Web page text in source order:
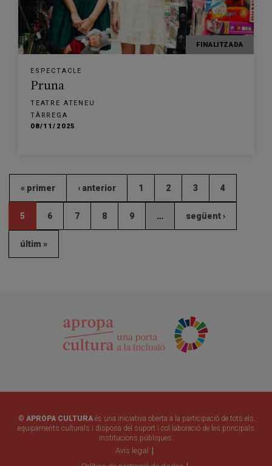
FINALITZADA
ESPECTACLE
Pruna
TEATRE ATENEU
TÀRREGA
08/11/2025
« primer ‹ anterior 1 2 3 4
5 6 7 8 9 … següent ›
últim »
© APROPA CULTURA és una iniciativa oberta a la participació de tots els
equipaments culturals i disposa del suport i col·laboració de les principals
institucions públiques.
Avís legal